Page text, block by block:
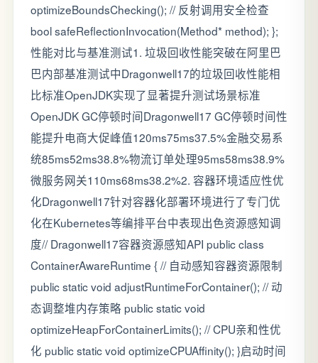
optimizeBoundsChecking(); // 反射调用安全检查
bool safeReflectionInvocation(Method* method); };
性能对比与基准测试1. 垃圾回收性能突破在阿里巴
巴内部基准测试中Dragonwell17的垃圾回收性能相
比标准OpenJDK实现了显著提升测试场景标准
OpenJDK GC停顿时间Dragonwell17 GC停顿时间性
能提升电商大促峰值120ms75ms37.5%金融交易系
统85ms52ms38.8%物流订单处理95ms58ms38.9%
微服务网关110ms68ms38.2%2. 容器环境适应性优
化Dragonwell17针对容器化部署环境进行了专门优
化在Kubernetes等编排平台中表现出色资源感知调
度// Dragonwell17容器资源感知API public class
ContainerAwareRuntime { // 自动感知容器资源限制
public static void adjustRuntimeForContainer(); // 动
态调整堆内存策略 public static void
optimizeHeapForContainerLimits(); // CPU亲和性优
化 public static void optimizeCPUAffinity(); }启动时间